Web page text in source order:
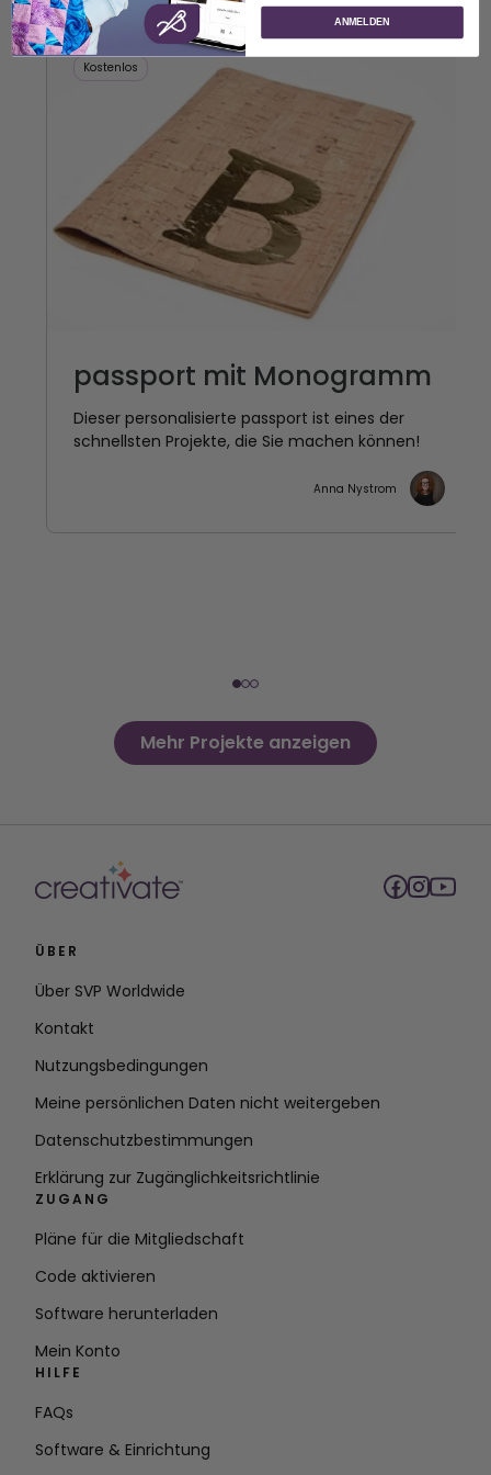
Kostenlos
passport mit Monogramm
Dieser personalisierte passport ist eines der
schnellsten Projekte, die Sie machen können!
Anna Nystrom
Mehr Projekte anzeigen
ÜBER
Über SVP Worldwide
Kontakt
Nutzungsbedingungen
Meine persönlichen Daten nicht weitergeben
Datenschutzbestimmungen
Erklärung zur Zugänglichkeitsrichtlinie
ZUGANG
Pläne für die Mitgliedschaft
Code aktivieren
Software herunterladen
Mein Konto
HILFE
FAQs
Software & Einrichtung
ANMELDEN